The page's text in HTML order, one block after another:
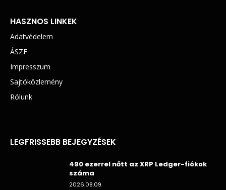
HASZNOS LINKEK
Adatvédelem
ÁSZF
Impresszum
Sajtóközlemény
Rólunk
LEGFRISSEBB BEJEGYZÉSEK
490 ezerrel nőtt az XRP Ledger-fiókok
száma
2026.08.09.